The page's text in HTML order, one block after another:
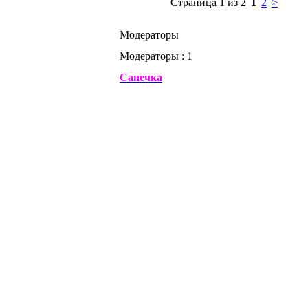
Страница 1 из 2 2 >
Модераторы
Модераторы : 1
Санечка